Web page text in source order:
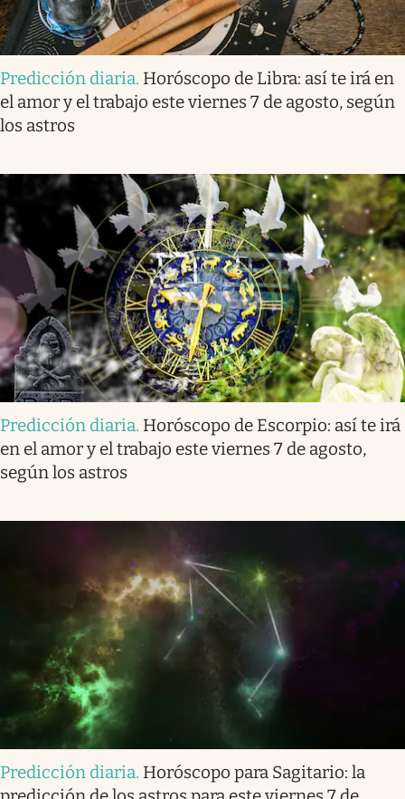
Predicción diaria. Horóscopo de Libra: así te irá en
el amor y el trabajo este viernes 7 de agosto, según
los astros
Predicción diaria. Horóscopo de Escorpio: así te irá
en el amor y el trabajo este viernes 7 de agosto,
según los astros
Predicción diaria. Horóscopo para Sagitario: la